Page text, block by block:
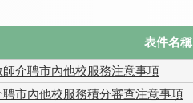
表件名稱
介聘市內他校服務注意事項
市內他校服務積分審查注意事項